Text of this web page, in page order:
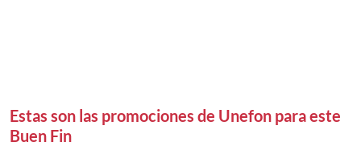
Estas son las promociones de Unefon para este
Buen Fin